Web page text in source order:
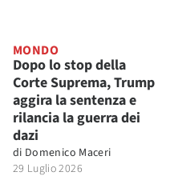
MONDO
Dopo lo stop della
Corte Suprema, Trump
aggira la sentenza e
rilancia la guerra dei
dazi
di Domenico Maceri
29 Luglio 2026